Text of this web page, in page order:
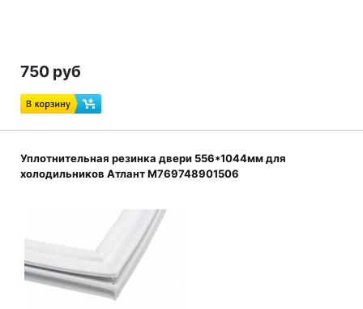
750 руб
Уплотнительная резинка двери 556*1044мм для
холодильников Атлант M769748901506